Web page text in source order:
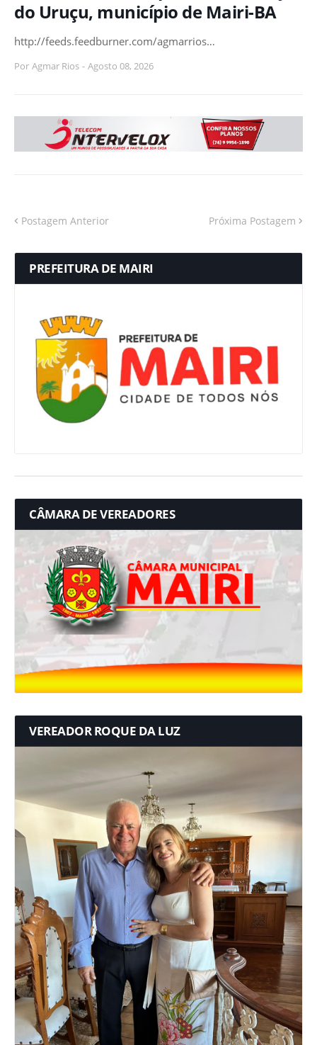
do Uruçu, município de Mairi-BA
http://feeds.feedburner.com/agmarrios…
Por Agmar Rios - Agosto 08, 2026
Postagem Anterior Próxima Postagem
PREFEITURA DE MAIRI
CÂMARA DE VEREADORES
VEREADOR ROQUE DA LUZ